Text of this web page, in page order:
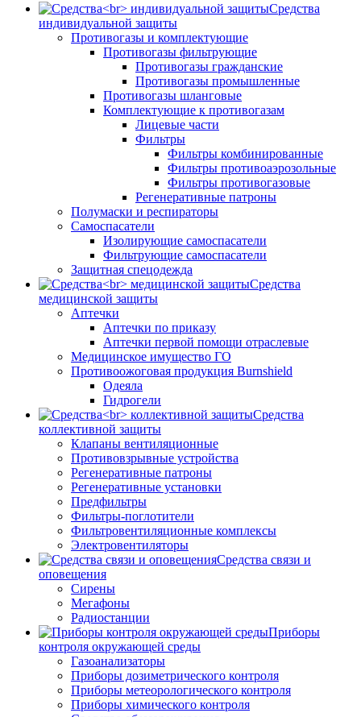
Средства
индивидуальной защиты
Противогазы и комплектующие
Противогазы фильтрующие
Противогазы гражданские
Противогазы промышленные
Противогазы шланговые
Комплектующие к противогазам
Лицевые части
Фильтры
Фильтры комбинированные
Фильтры противоаэрозольные
Фильтры противогазовые
Регенеративные патроны
Полумаски и респираторы
Самоспасатели
Изолирующие самоспасатели
Фильтрующие самоспасатели
Защитная спецодежда
Средства
медицинской защиты
Аптечки
Аптечки по приказу
Аптечки первой помощи отраслевые
Медицинское имущество ГО
Противоожоговая продукция Burnshield
Одеяла
Гидрогели
Средства
коллективной защиты
Клапаны вентиляционные
Противовзрывные устройства
Регенеративные патроны
Регенеративные установки
Предфильтры
Фильтры-поглотители
Фильтровентиляционные комплексы
Электровентиляторы
Средства связи и
оповещения
Сирены
Мегафоны
Радиостанции
Приборы
контроля окружающей среды
Газоанализаторы
Приборы дозиметрического контроля
Приборы метеорологического контроля
Приборы химического контроля